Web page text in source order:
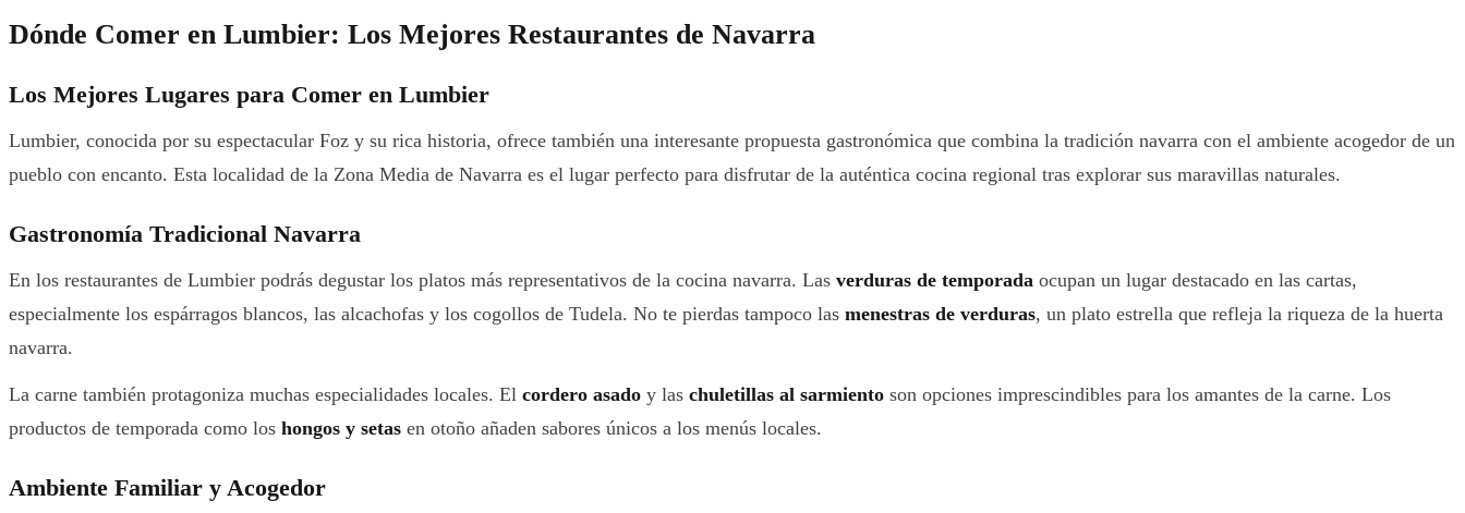
Dónde Comer en Lumbier: Los Mejores Restaurantes de Navarra
Los Mejores Lugares para Comer en Lumbier
Lumbier, conocida por su espectacular Foz y su rica historia, ofrece también una interesante propuesta gastronómica que combina la tradición navarra con el ambiente acogedor de un
pueblo con encanto. Esta localidad de la Zona Media de Navarra es el lugar perfecto para disfrutar de la auténtica cocina regional tras explorar sus maravillas naturales.
Gastronomía Tradicional Navarra
En los restaurantes de Lumbier podrás degustar los platos más representativos de la cocina navarra. Las verduras de temporada ocupan un lugar destacado en las cartas,
especialmente los espárragos blancos, las alcachofas y los cogollos de Tudela. No te pierdas tampoco las menestras de verduras, un plato estrella que refleja la riqueza de la huerta
navarra.
La carne también protagoniza muchas especialidades locales. El cordero asado y las chuletillas al sarmiento son opciones imprescindibles para los amantes de la carne. Los
productos de temporada como los hongos y setas en otoño añaden sabores únicos a los menús locales.
Ambiente Familiar y Acogedor